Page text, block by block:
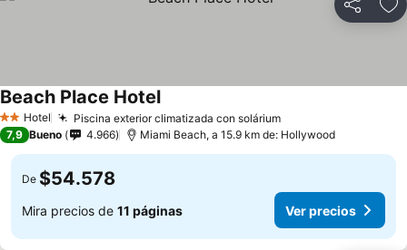
Compartir
2 Estrellas
Hotel Piscina exterior climatizada con solárium
Beach Place Hotel
7,9 Bueno 4.966 Miami Beach, a 15.9 km de: Hollywood
De $54.578
Mira precios de 11 páginas Ver precios